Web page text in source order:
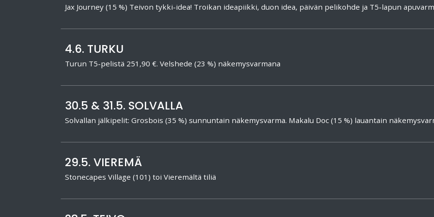
Jax Journey (15 %) Teivon tykki-idea! Troikan ideapiikki, duon idea, päivän pelikohde ja T5-lapun
4.6. TURKU
Turun T5-pelistä 251,90 €. Velshede (23 %) näkemysvarmana
30.5 & 31.5. SOLVALLA
Solvallan jälkipelit: Grosbois (35 %) sunnuntain näkemysvarma. Makalu Doc (15 %) lauantain
29.5. VIEREMÄ
Stonecapes Village (101) toi Vieremältä tiliä